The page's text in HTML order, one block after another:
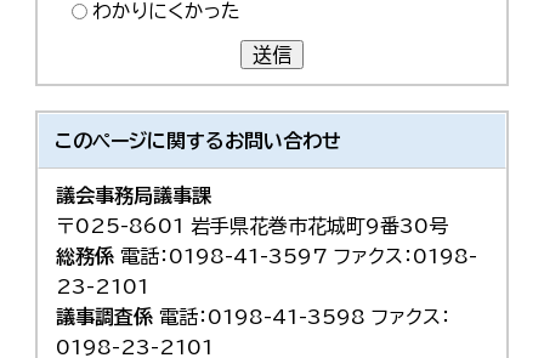
わかりにくかった
送信
このページに関するお問い合わせ
議会事務局議事課
〒025-8601 岩手県花巻市花城町9番30号
総務係 電話：0198-41-3597 ファクス：0198-
23-2101
議事調査係 電話：0198-41-3598 ファクス：
0198-23-2101